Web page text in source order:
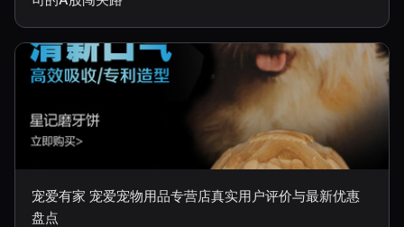
宠爱有家 宠爱宠物用品专营店真实用户评价与最新优惠
盘点